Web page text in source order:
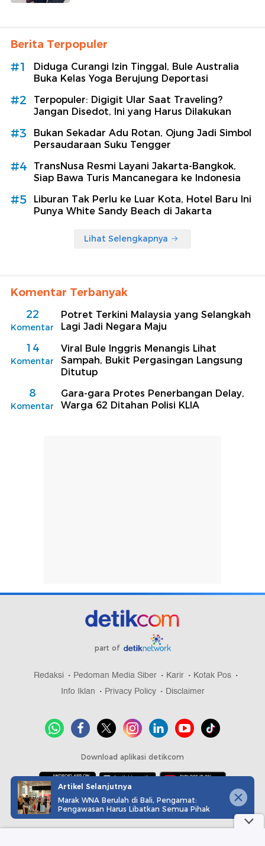
Berita Terpopuler
#1
Diduga Curangi Izin Tinggal, Bule Australia
Buka Kelas Yoga Berujung Deportasi
#2
Terpopuler: Digigit Ular Saat Traveling?
Jangan Disedot, Ini yang Harus Dilakukan
#3
Bukan Sekadar Adu Rotan, Ojung Jadi Simbol
Persaudaraan Suku Tengger
#4
TransNusa Resmi Layani Jakarta-Bangkok,
Siap Bawa Turis Mancanegara ke Indonesia
#5
Liburan Tak Perlu ke Luar Kota, Hotel Baru Ini
Punya White Sandy Beach di Jakarta
Lihat Selengkapnya
Komentar Terbanyak
22
Komentar
Potret Terkini Malaysia yang Selangkah
Lagi Jadi Negara Maju
14
Komentar
Viral Bule Inggris Menangis Lihat
Sampah, Bukit Pergasingan Langsung
Ditutup
8
Komentar
Gara-gara Protes Penerbangan Delay,
Warga 62 Ditahan Polisi KLIA
part of
Redaksi Pedoman Media Siber Karir
Kotak Pos
Info Iklan
Privacy Policy Disclaimer
Download aplikasi detikcom
Copyright @ 2026 detikcom, All right reserved
Artikel Selanjutnya
Marak WNA Berulah di Bali, Pengamat:
Pengawasan Harus Libatkan Semua Pihak